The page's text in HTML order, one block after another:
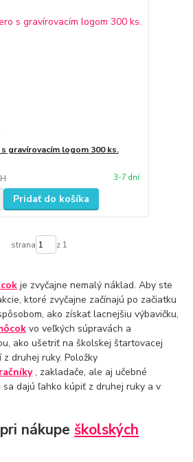
gravírovacím logom 300 ks.
3-7 dní
Pridať do košíka
strana z 1
je zvyčajne nemalý náklad. Aby ste
ktoré zvyčajne začínajú po začiatku
ako získať lacnejšiu výbavičku,
vo veľkých súpravách a
ako ušetriť na školskej štartovacej
druhej ruky. Položky
, zakladače, ale aj učebné
dajú ľahko kúpiť z druhej ruky a v
nákupe školských